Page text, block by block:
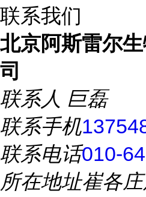
联系我们
北京阿斯雷尔
司
联系人 巨磊
联系手机
联系电话010-
所在地址崔各